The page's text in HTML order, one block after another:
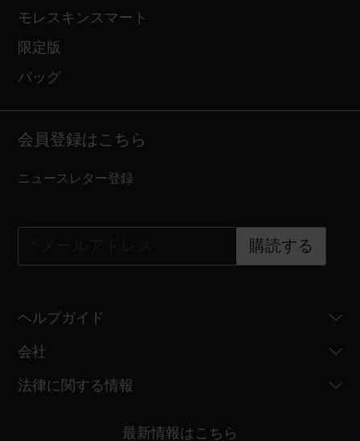
モレスキンスマート
限定版
バッグ
会員登録はこちら
ニュースレター登録
購読する
ヘルプガイド
会社
法律に関する情報
最新情報はこちら